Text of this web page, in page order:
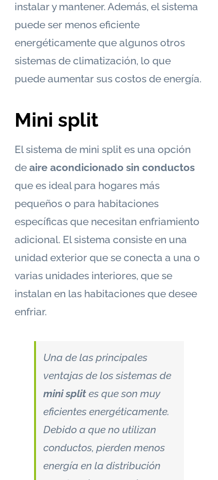
instalar y mantener. Además, el sistema
puede ser menos eficiente
energéticamente que algunos otros
sistemas de climatización, lo que
puede aumentar sus costos de energía.
Mini split
El sistema de mini split es una opción
de aire acondicionado sin conductos
que es ideal para hogares más
pequeños o para habitaciones
específicas que necesitan enfriamiento
adicional. El sistema consiste en una
unidad exterior que se conecta a una o
varias unidades interiores, que se
instalan en las habitaciones que desee
enfriar.
Una de las principales
ventajas de los sistemas de
mini split es que son muy
eficientes energéticamente.
Debido a que no utilizan
conductos, pierden menos
energía en la distribución